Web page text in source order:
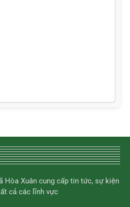
Hòa Xuân cung cấp tin tức, sự kiện
cả các lĩnh vực